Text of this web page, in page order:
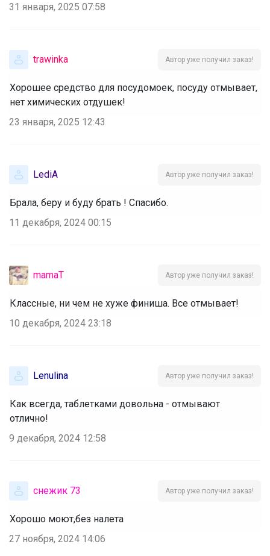
31 января, 2025 07:58
trawinka Автор уже получил заказ!
Хорошее средство для посудомоек, посуду отмывает,
нет химических отдушек!
23 января, 2025 12:43
LediA Автор уже получил заказ!
Брала, беру и буду брать ! Спасибо.
11 декабря, 2024 00:15
mamaT Автор уже получил заказ!
Классные, ни чем не хуже финиша. Все отмывает!
10 декабря, 2024 23:18
Lenulina Автор уже получил заказ!
Как всегда, таблетками довольна - отмывают
отлично!
9 декабря, 2024 12:58
снежик 73 Автор уже получил заказ!
Хорошо моют,без налета
27 ноября, 2024 14:06